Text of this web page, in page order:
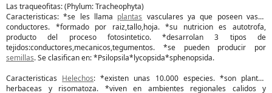
Las traqueofitas: (Phylum: Tracheophyta)
Caracteristicas: *se les llama plantas vasculares ya que poseen vasos
conductores. *formado por raiz,tallo,hoja. *su nutricion es autotrofa,
producto del proceso fotosintetico. *desarrolan 3 tipos de
tejidos:conductores,mecanicos,tegumentos. *se pueden producir por
semillas. Se clasifican en: *Psilopsila*lycopsida*sphenopsida.
Caracteristicas Helechos: *existen unas 10.000 especies. *son plantas
herbaceas y risomatoza. *viven en ambientes regionales calidos y